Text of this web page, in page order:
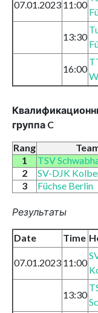
07.01.2023 11:00
13:30
16:00
группа C
Rang
1
TSV
2
SV-DJK
3
Füchse Berlin
Результаты
Date Time
07.01.2023 11:00
13:30